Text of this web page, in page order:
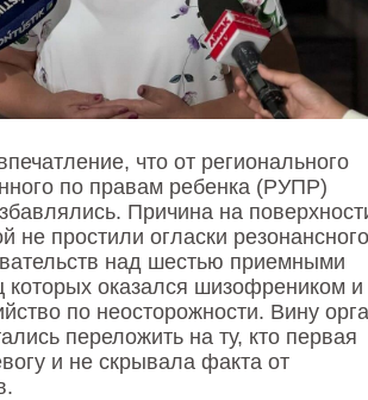
что от регионального
по правам ребенка (РУПР)
Причина на
не простили огласки резонансного
над шестью приемными
которых оказался шизофреником
по неосторожности. Вину
переложить на ту, кто первая
и не скрывала факта от